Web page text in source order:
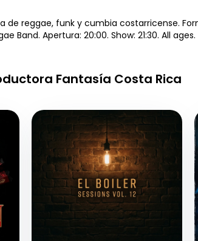
de reggae, funk y cumbia costarricense.
Band. Apertura: 20:00. Show: 21:30. All ages.
Fantasía Costa Rica